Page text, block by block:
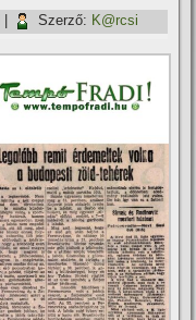
Szerző: K@rcsi